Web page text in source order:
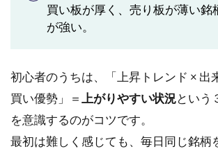
買い板が厚く、売り板が薄い銘
が強い。
初心者のうちは、「上昇トレンド × 出
買い優勢」＝
上がりやすい状況という
を意識するのがコツです。
最初は難しく感じても、毎日同じ銘柄